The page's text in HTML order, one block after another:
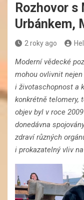
Rozhovor s
Urbánkem,
2 roky ago
Moderní vědecké
mohou ovlivnit
i životaschopnost a
konkrétně telomery,
objev byl v roce
donedávna
zdraví různých
i prokazatelný vliv